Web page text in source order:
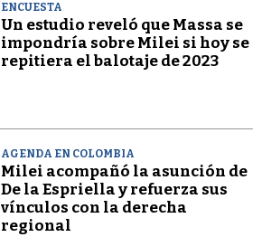
ENCUESTA
Un estudio reveló que Massa se
impondría sobre Milei si hoy se
repitiera el balotaje de 2023
AGENDA EN COLOMBIA
Milei acompañó la asunción de
De la Espriella y refuerza sus
vínculos con la derecha
regional